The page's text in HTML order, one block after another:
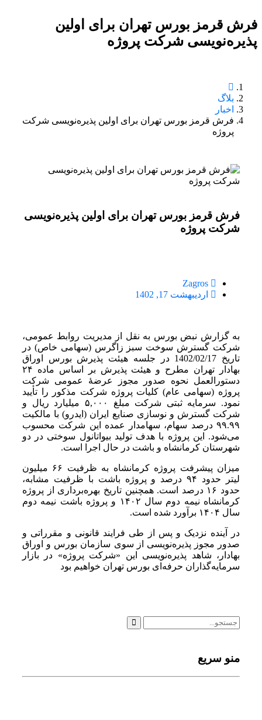
فرش قرمز بورس تهران برای اولین
پذیره‌نویسی شرکت پروژه
بلاگ
اخبار
فرش قرمز بورس تهران برای اولین پذیره‌نویسی شرکت
پروژه
فرش قرمز بورس تهران برای اولین پذیره‌نویسی
شرکت پروژه
Zagros
اردیبهشت 17, 1402
به گزارش نبض بورس به نقل از مدیریت روابط عمومی،
شرکت گسترش سوخت سبز زاگرس (سهامی خاص) در
تاریخ 1402/02/17 در جلسه هیئت پذیرش بورس اوراق
بهادار تهران مطرح و هیئت پذیرش بر اساس ماده ۲۴
دستورالعمل نحوه صدور مجوز عرضۀ عمومی شرکت
پروژه (سهامی عام) کلیات پروژه شرکت مذکور را تأیید
نمود. سرمایه ثبتی شرکت مبلغ ۵,۰۰۰ میلیارد ریال و
شرکت گسترش و نوسازی صنایع ایران (ایدرو) با مالکیت
۹۹.۹۹ درصد سهام، سهامدار عمده این شرکت محسوب
می‌­شود. این پروژه با هدف تولید بیواتانول سوختی در دو
شهرستان کرمانشاه و باشت در حال اجرا است.
میزان پیشرفت پروژه کرمانشاه به ظرفیت ۶۶ میلیون
لیتر حدود ۹۴ درصد و پروژه باشت با ظرفیت مشابه،
حدود ۱۶ درصد است. همچنین تاریخ بهره‌­برداری از پروژه
کرمانشاه نیمه دوم سال ۱۴۰۲ و پروژه باشت نیمه دوم
سال ۱۴۰۴ برآورد شده است.
در آینده نزدیک و پس از طی فرایند قانونی و مقرراتی و
صدور مجوز پذیره‌نویسی از سوی سازمان بورس و اوراق
بهادار، شاهد پذیره‌نویسی این «شرکت پروژه» در بازار
سرمایه­‌گذاران حرفه­‌ای بورس تهران خواهیم بود
منو سریع